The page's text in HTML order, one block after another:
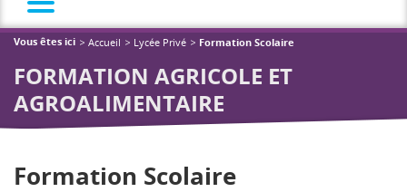
Vous êtes ici Accueil Lycée Privé Formation Scolaire
FORMATION AGRICOLE ET
AGROALIMENTAIRE
Formation Scolaire